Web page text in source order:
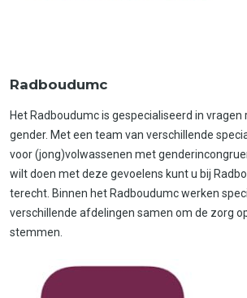
Radboudumc
Het Radboudumc is gespecialiseerd in
gender. Met een team van verschillende
voor (jong)volwassenen met
wilt doen met deze gevoelens kunt u bij
terecht. Binnen het Radboudumc werken
verschillende afdelingen samen om de zorg
stemmen.